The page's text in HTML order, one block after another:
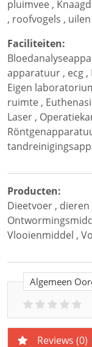
pluimvee ,
, roofvogels , uilen
Faciliteiten:
apparatuur , ecg ,
Eigen
ruimte ,
Laser ,
Producten:
Dieetvoer ,
Vlooienmiddel ,
Algemeen
Reviews (0)